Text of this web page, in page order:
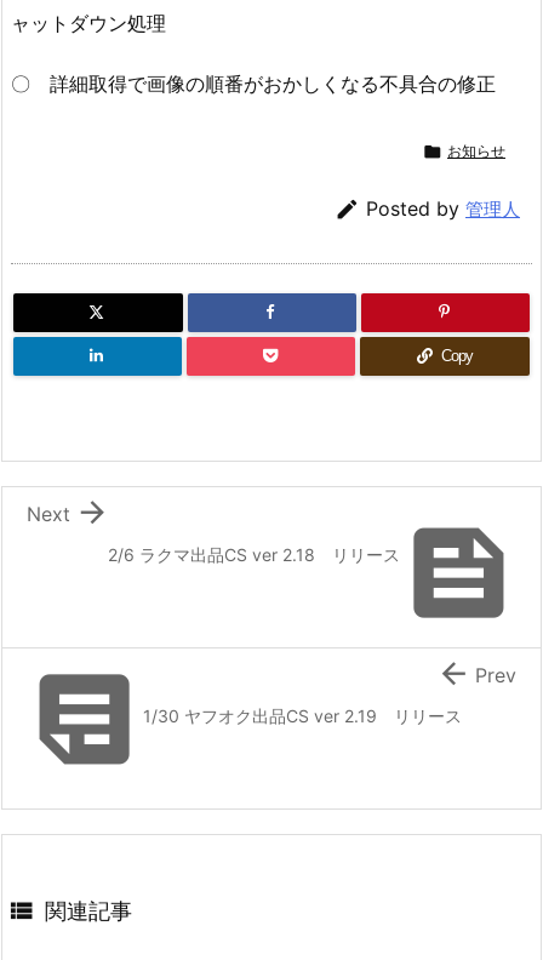
ャットダウン処理
〇 詳細取得で画像の順番がおかしくなる不具合の修正
 お知らせ
 Posted by 管理人
Copy

2/6 ラクマ出品CS ver 2.18 リリース

Next
1/30 ヤフオク出品CS ver 2.19 リリース
 Prev
 関連記事